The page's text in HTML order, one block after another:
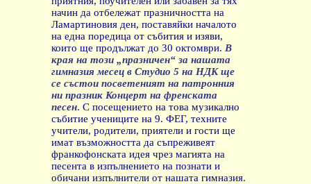
начин да отбележат празничността на
Ламартиновия ден, поставяйки началото
на една поредица от събития и изяви,
които ще продължат до 30 октомври. В
края на този „празничен“ за нашата
гимназия месец в Студио 5 на НДК ще
се състои посветеният на патронния
ни празник Концерт на френската
песен. С посещението на това музикално
събитие учениците на 9. ФЕГ, техните
учители, родители, приятели и гости ще
имат възможността да съпреживеят
франкофонската идея чрез магията на
песента в изпълнението на познати и
обичани изпълнители от нашата гимназия.